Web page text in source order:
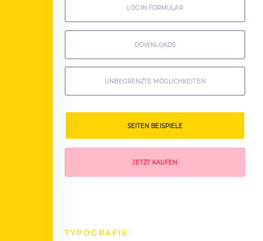
LOGIN FORMULAR
DOWNLOADS
UNBEGRENZTE MÖGLICHKEITEN
SEITEN BEISPIELE
JETZT KAUFEN
TYPOGRAFIE